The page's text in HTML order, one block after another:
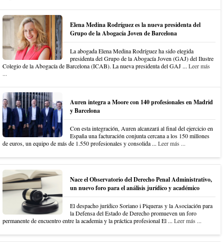
Elena Medina Rodríguez es la nueva presidenta del
Grupo de la Abogacía Joven de Barcelona
La abogada Elena Medina Rodríguez ha sido elegida
presidenta del Grupo de la Abogacía Joven (GAJ) del Ilustre
Colegio de la Abogacía de Barcelona (ICAB). La nueva presidenta del GAJ ... Leer más
...
Auren integra a Moore con 140 profesionales en Madrid
y Barcelona
Con esta integración, Auren alcanzará al final del ejercicio en
España una facturación conjunta cercana a los 150 millones
de euros, un equipo de más de 1.550 profesionales y consolida ... Leer más ...
Nace el Observatorio del Derecho Penal Administrativo,
un nuevo foro para el análisis jurídico y académico
El despacho jurídico Soriano i Piqueras y la Asociación para
la Defensa del Estado de Derecho promueven un foro
permanente de encuentro entre la academia y la práctica profesional El ... Leer más ...